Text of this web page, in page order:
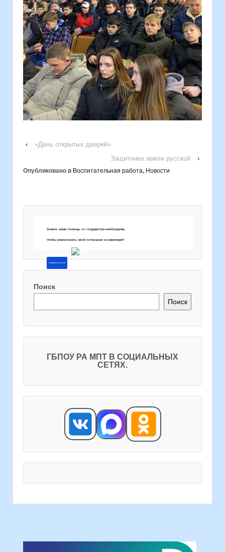
‹
«День открытых дверей»
Защитники земли русской
›
Опубликовано в Воспитательная работа, Новости
Знаете, какая помощь от государства необходима,
чтобы реализовать свой потенциал на максимум?
Напишите об этом
Поиск
Поиск
ГБПОУ РА МПТ В СОЦИАЛЬНЫХ
СЕТЯХ.